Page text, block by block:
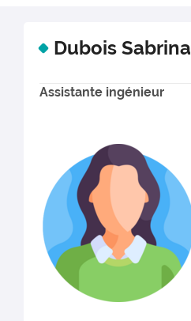
Dubois Sabrina
Assistante ingénieur